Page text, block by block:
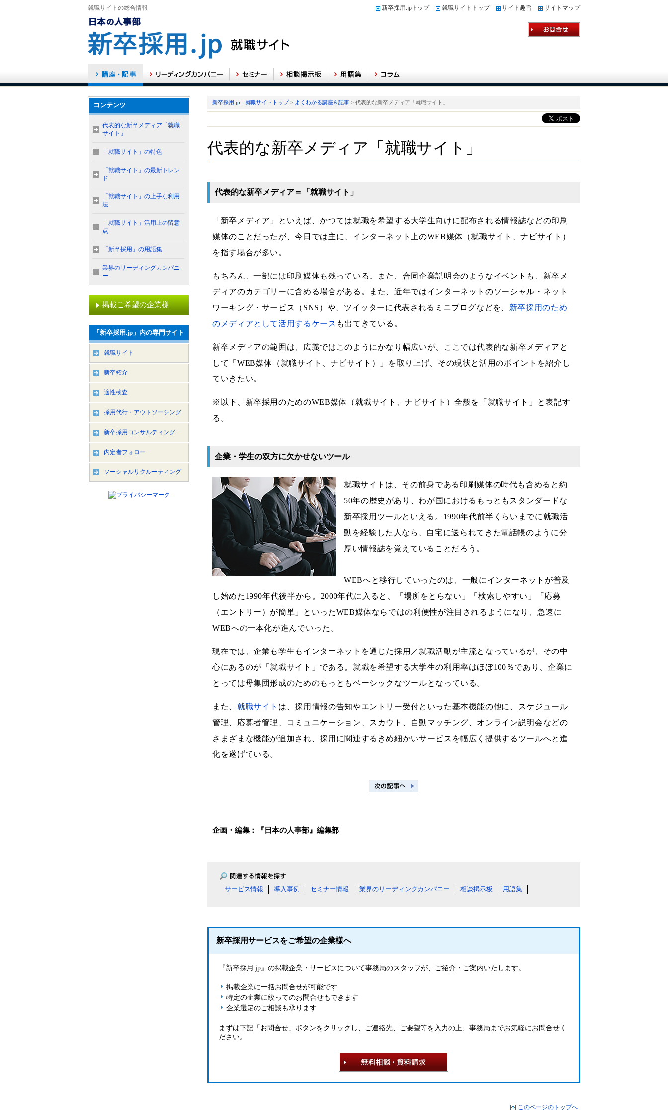
就職サイトの総合情報 新卒採用.jpトップ 就職サイトトップ サイト趣旨 サイトマップ
新卒採用.jp - 就職サイトトップ> よくわかる講座＆記事 > 代表的な新卒メディア「就職サイト」
代表的な新卒メディア「就職サイト」
代表的な新卒メディア＝「就職サイト」
「新卒メディア」といえば、かつては就職を希望する大学生向けに配布される情報誌などの印刷
媒体のことだったが、今日では主に、インターネット上のWEB媒体（就職サイト、ナビサイト）
を指す場合が多い。
もちろん、一部には印刷媒体も残っている。また、合同企業説明会のようなイベントも、新卒メ
ディアのカテゴリーに含める場合がある。また、近年ではインターネットのソーシャル・ネット
ワーキング・サービス（SNS）や、ツイッターに代表されるミニブログなどを、 新卒採用のため
のメディアとして活用するケース も出てきている。
新卒メディアの範囲は、広義ではこのようにかなり幅広いが、ここでは代表的な新卒メディアと
して「WEB媒体（就職サイト、ナビサイト）」を取り上げ、その現状と活用のポイントを紹介し
ていきたい。
※以下、新卒採用のためのWEB媒体（就職サイト、ナビサイト）全般を「就職サイト」と表記す
る。
企業・学生の双方に欠かせないツール
就職サイトは、その前身である印刷媒体の時代も含めると約
50年の歴史があり、わが国におけるもっともスタンダードな
新卒採用ツールといえる。1990年代前半くらいまでに就職活
動を経験した人なら、自宅に送られてきた電話帳のように分
厚い情報誌を覚えていることだろう。
WEBへと移行していったのは、一般にインターネットが普及
し始めた1990年代後半から。2000年代に入ると、「場所をとらない」「検索しやすい」「応募
（エントリー）が簡単」といったWEB媒体ならではの利便性が注目されるようになり、急速に
WEBへの一本化が進んでいった。
現在では、企業も学生もインターネットを通じた採用／就職活動が主流となっているが、その中
心にあるのが「就職サイト」である。就職を希望する大学生の利用率はほぼ100％であり、企業に
とっては母集団形成のためのもっともベーシックなツールとなっている。
また、 就職サイト は、採用情報の告知やエントリー受付といった基本機能の他に、スケジュール
管理、応募者管理、コミュニケーション、スカウト、自動マッチング、オンライン説明会などの
さまざまな機能が追加され、採用に関連するきめ細かいサービスを幅広く提供するツールへと進
化を遂げている。
企画・編集：『日本の人事部』編集部
サービス情報 導入事例 セミナー情報 業界のリーディングカンパニー 相談掲示板 用語集
新卒採用サービスをご希望の企業様へ
『新卒採用.jp』の掲載企業・サービスについて事務局のスタッフが、ご紹介・ご案内いたします。
掲載企業に一括お問合せが可能です
特定の企業に絞ってのお問合せもできます
企業選定のご相談も承ります
まずは下記「お問合せ」ボタンをクリックし、ご連絡先、ご要望等を入力の上、事務局までお気軽にお問合せく
ださい。
コンテンツ
代表的な新卒メディア「就職
サイト」
「就職サイト」の特色
「就職サイト」の最新トレン
ド
「就職サイト」の上手な利用
法
「就職サイト」活用上の留意
点
「新卒採用」の用語集
業界のリーディングカンパニ
ー
掲載ご希望の企業様
「新卒採用.jp」内の専門サイト
就職サイト
新卒紹介
適性検査
採用代行・アウトソーシング
新卒採用コンサルティング
内定者フォロー
ソーシャルリクルーティング
このページのトップへ